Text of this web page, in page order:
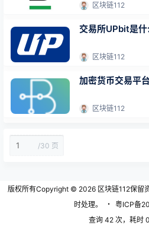
区块链112
交易所UPbit是什
区块链112
加密货币交易平
区块链112
/30 页
版权所有Copyright © 2026区块链112保留
时处理。
・ 粤ICP备
查询 42 次，耗时